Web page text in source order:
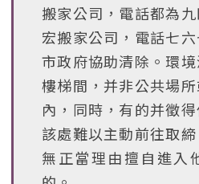
搬家公司，電話都為
宏搬家公司，電話七
市政府協助清除。環
樓梯間，并非公共場
內，同時，有的并徵
該處難以主動前往取
無正當理由擅自進入